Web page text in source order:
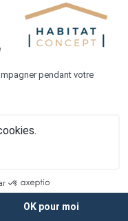
et la construction, il
si elle n'est pas
de raccordements et les
et 15 000 euros selon la
son accès.
existante, il sera
Ceux-ci sont
au prix de l'achat